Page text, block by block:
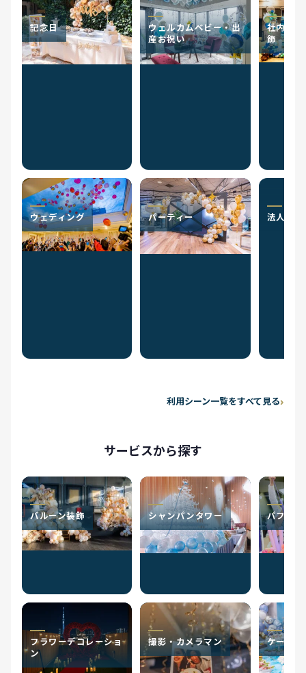
記念日
ウェディング
ウェルカムベビー・出
産お祝い
パーティー
社内イ
飾
法人の
利用シーン一覧をすべて見る
サービスから探す
バルーン装飾
フラワーデコレーショ
ン
シャンパンタワー
撮影・カメラマン
パフォー
ケータリ